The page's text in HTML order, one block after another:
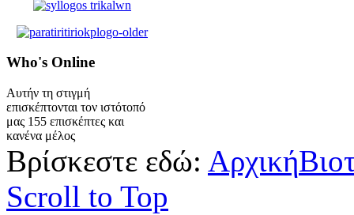
Who's Online
Αυτήν τη στιγμή
επισκέπτονται τον ιστότοπό
μας 155 επισκέπτες και
κανένα μέλος
Βρίσκεστε εδώ: Αρχική
Scroll to Top